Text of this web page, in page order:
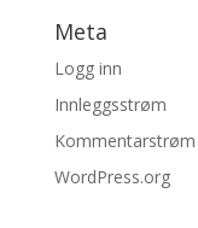
Meta
Logg inn
Innleggsstrøm
Kommentarstrøm
WordPress.org